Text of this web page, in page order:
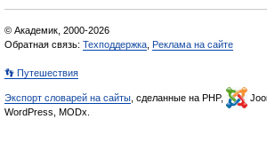
© Академик, 2000-2026
Обратная связь: Техподдержка Реклама на сайте
👣 Путешествия
Экспорт словарей на сайты , сделанные на PHP,
WordPress, MODx.